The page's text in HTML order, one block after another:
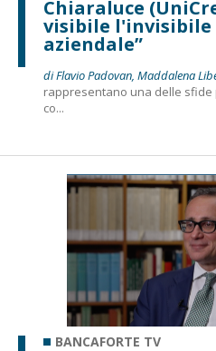
Chiaraluce
visibile l'invisibile
aziendale”
di Flavio Padovan, Maddalena
rappresentano una delle sfide
co...
BANCAFORTE TV